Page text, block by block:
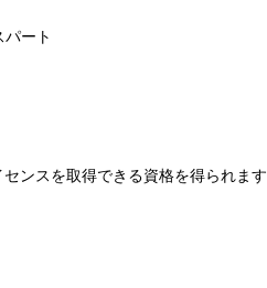
ート
ンスを取得できる資格を得られます